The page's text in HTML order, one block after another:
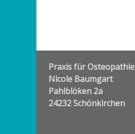
Praxis für Osteopathie
Nicole Baumgart
Pahlblöken 2a
24232 Schönkirchen